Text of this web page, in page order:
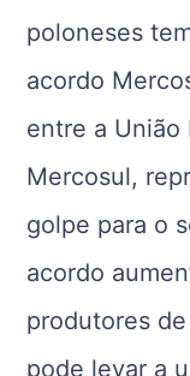
poloneses
acordo
entre a União
Mercosul,
golpe para o
acordo
produtores
pode levar a